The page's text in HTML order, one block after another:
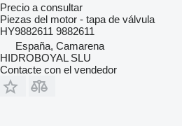
Precio a consultar
Piezas del motor - tapa de válvula
HY9882611 9882611
España, Camarena
HIDROBOYAL SLU
Contacte con el vendedor